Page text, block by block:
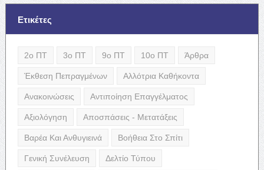
Ετικέτες
2ο ΠΤ 3ο ΠΤ 9ο ΠΤ 10ο ΠΤ Άρθρα
Έκθεση Πεπραγμένων Αλλότρια Καθήκοντα
Ανακοινώσεις Αντιποίηση Επαγγέλματος
Αξιολόγηση Αποσπάσεις - Μετατάξεις
Βαρέα Και Ανθυγιεινά Βοήθεια Στο Σπίτι
Γενική Συνέλευση Δελτίο Τύπου